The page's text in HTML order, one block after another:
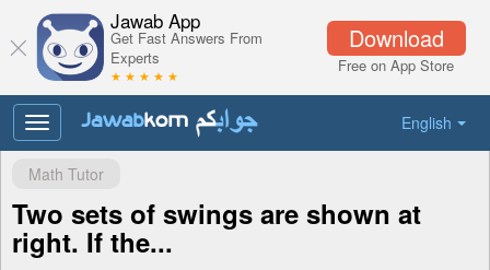
Download
Free on App Store
Jawab App
Get Fast Answers From
Experts
★ ★ ★ ★ ★
English
Toggle
navigation
Math Tutor
Two sets of swings are shown at
right. If the...